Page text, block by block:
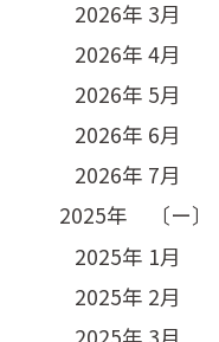
2026年 3月
2026年 4月
2026年 5月
2026年 6月
2026年 7月
2025年 〔ー〕
2025年 1月
2025年 2月